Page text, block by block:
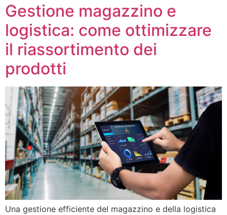
Gestione magazzino e
logistica: come ottimizzare
il riassortimento dei
prodotti
Una gestione efficiente del magazzino e della logistica